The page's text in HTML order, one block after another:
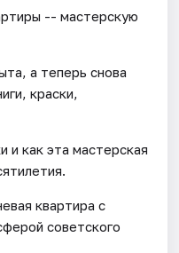
-- мастерскую
а теперь снова
краски,
и как эта мастерская
квартира с
советского